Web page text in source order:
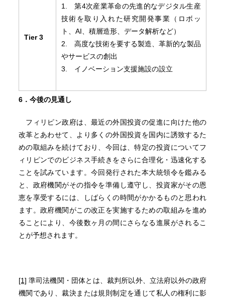
Tier 3
1. 第4次産業革命の先進的なデジタル生産
技術を取り入れた研究開発事業（ロボッ
ト、AI、積層造形、データ解析など）
2. 高度な技術を要する製造、革新的な製品
やサービスの創出
3. イノベーション支援施設の設立
6．今後の見通し
フィリピン政府は、最近の外国投資の促進に向けた他の
改革とあわせて、より多くの外国投資を国内に誘致するた
めの取組みを続けており、今回は、特定の投資についてフ
ィリピンでのビジネス手続きをさらに合理化・迅速化する
ことを試みています。今回発行された本大統領令を鑑みる
と、政府機関がその指令を準備し遵守し、投資家がその恩
恵を享受するには、しばらくの時間がかかるものと思われ
ます。政府機関がこの改正を実施するための取組みを進め
ることにより、今後数ヶ月の間にさらなる進展がされるこ
とが予想されます。
[1] 準司法機関・団体とは、裁判所以外、立法府以外の政府
機関であり、裁決または規則制定を通じて私人の権利に影